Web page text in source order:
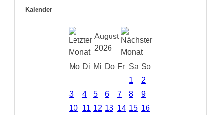
Kalender
August
2026
Mo Di Mi Do Fr Sa So
1
2
3
4 5 6 7 8
9
10 11 12 13 14 15 16